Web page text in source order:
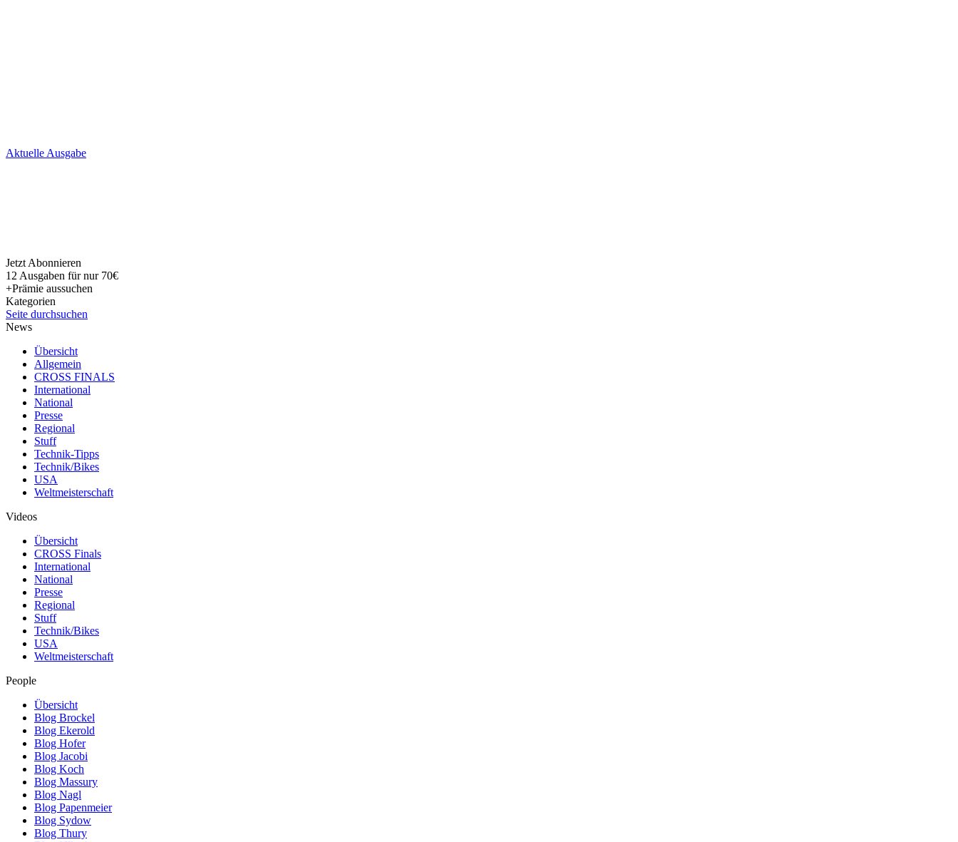
Skip
Aktuelle Ausgabe
Jetzt Abonnieren
12 Ausgaben für nur 70€
+Prämie aussuchen
Kategorien
Seite durchsuchen
News
Übersicht
Allgemein
CROSS FINALS
International
National
Presse
Regional
Stuff
Technik-Tipps
Technik/Bikes
USA
Weltmeisterschaft
Videos
Übersicht
CROSS Finals
International
National
Presse
Regional
Stuff
Technik/Bikes
USA
Weltmeisterschaft
People
Übersicht
Blog Brockel
Blog Ekerold
Blog Hofer
Blog Jacobi
Blog Koch
Blog Massury
Blog Nagl
Blog Papenmeier
Blog Sydow
Blog Thury